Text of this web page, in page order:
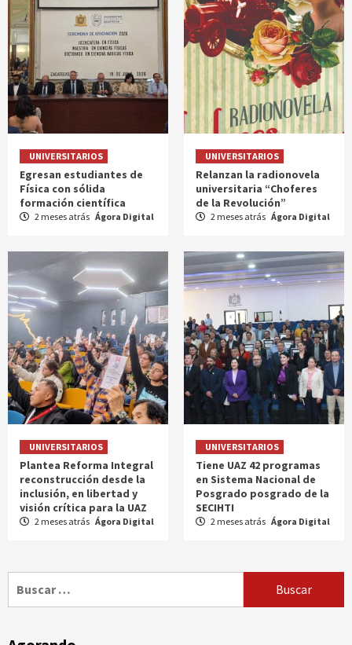
UNIVERSITARIOS
Egresan estudiantes de
Física con sólida
formación científica
2 meses atrás Ágora Digital
UNIVERSITARIOS
Relanzan la radionovela
universitaria “Choferes
de la Revolución”
2 meses atrás Ágora Digital
UNIVERSITARIOS
Plantea Reforma Integral
reconstrucción desde la
inclusión, en libertad y
visión crítica para la UAZ
2 meses atrás Ágora Digital
UNIVERSITARIOS
Tiene UAZ 42 programas
en Sistema Nacional de
Posgrado posgrado de la
SECIHTI
2 meses atrás Ágora Digital